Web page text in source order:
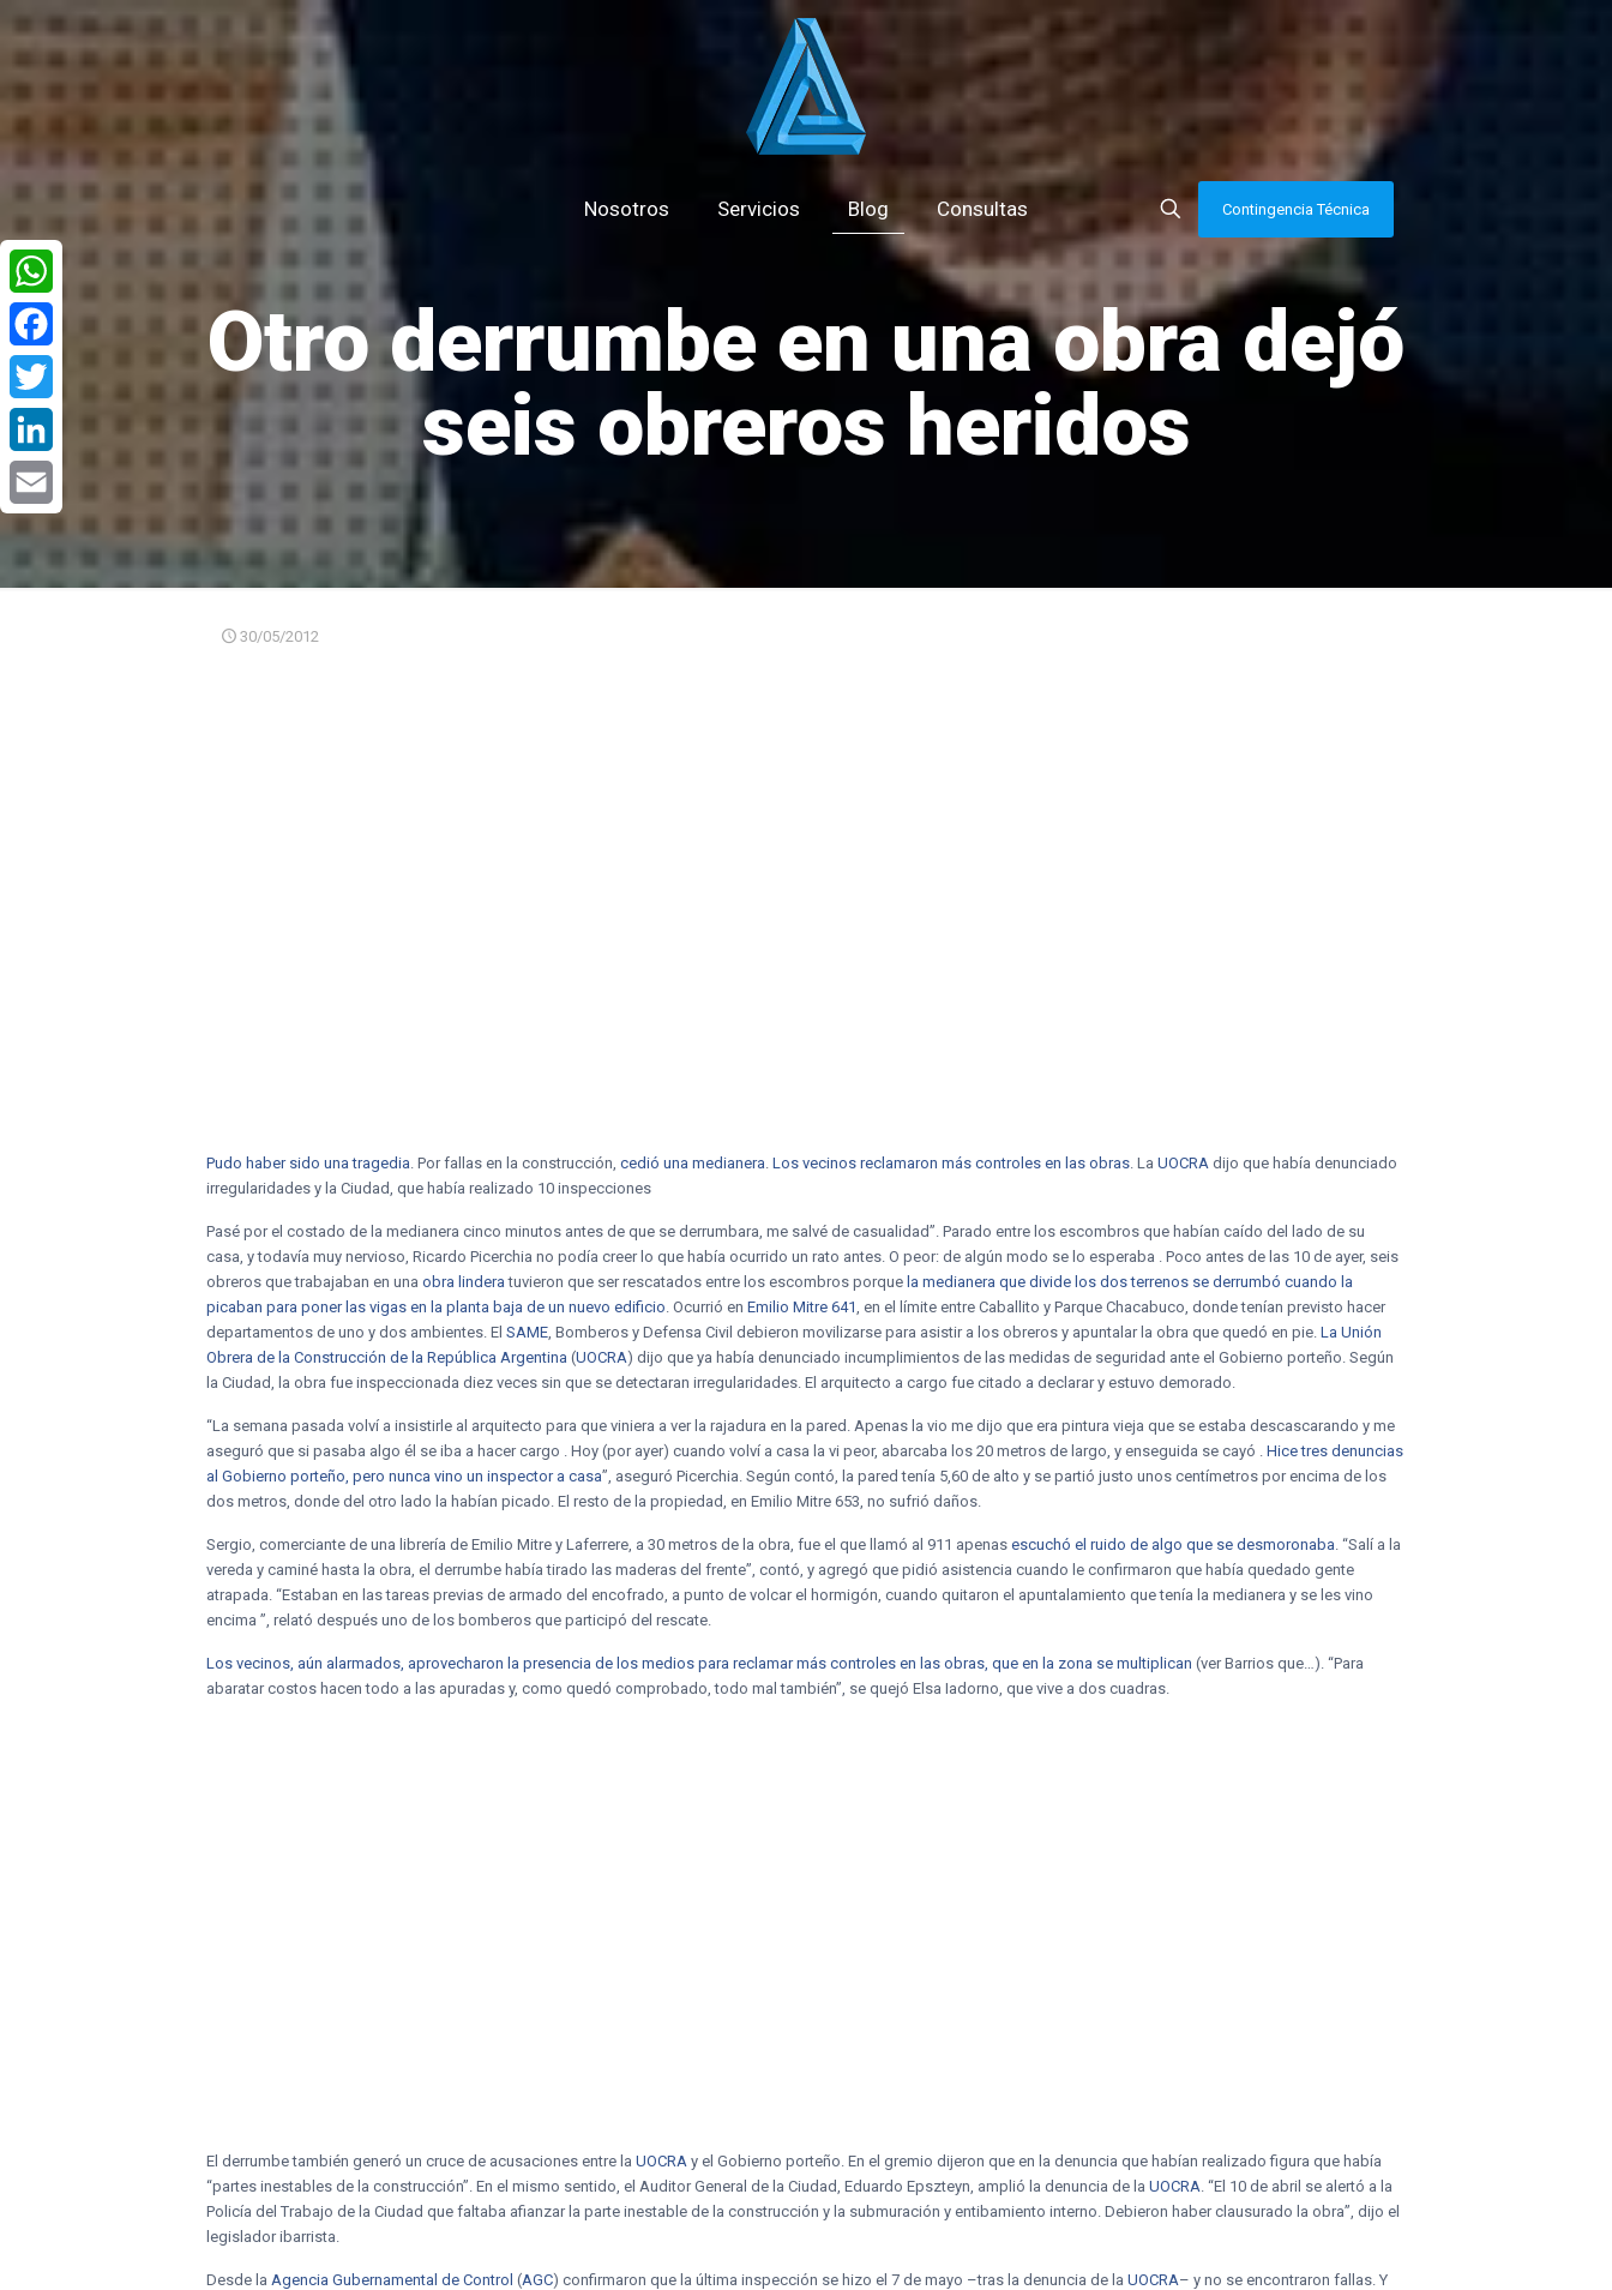
Nosotros Servicios Blog Consultas Contingencia Técnica
Otro derrumbe en una obra dejó
seis obreros heridos
30/05/2012
Pudo haber sido una tragedia. Por fallas en la construcción,cedió una medianera.Los vecinos reclamaron más controles en las obras. LaUOCRAdijo que había denunciado
irregularidades y la Ciudad, que había realizado 10 inspecciones
Pasé por el costado de la medianera cinco minutos antes de que se derrumbara, me salvé de casualidad”. Parado entre los escombros que habían caído del lado de su
casa, y todavía muy nervioso, Ricardo Picerchia no podía creer lo que había ocurrido un rato antes. O peor: de algún modo se lo esperaba . Poco antes de las 10 de ayer, seis
obreros que trabajaban en unaobra lindera tuvieron que ser rescatados entre los escombros porque la medianera que divide los dos terrenos se derrumbó cuando la
picaban para poner las vigas en la planta baja de un nuevo edificio. Ocurrió enEmilio Mitre 641, en el límite entre Caballito y Parque Chacabuco, donde tenían previsto hacer
departamentos de uno y dos ambientes. ElSAME, Bomberos y Defensa Civil debieron movilizarse para asistir a los obreros y apuntalar la obra que quedó en pie.La Unión
Obrera de la Construcción de la República Argentina (UOCRA) dijo que ya había denunciado incumplimientos de las medidas de seguridad ante el Gobierno porteño. Según
la Ciudad, la obra fue inspeccionada diez veces sin que se detectaran irregularidades. El arquitecto a cargo fue citado a declarar y estuvo demorado.
“La semana pasada volví a insistirle al arquitecto para que viniera a ver la rajadura en la pared. Apenas la vio me dijo que era pintura vieja que se estaba descascarando y me
aseguró que si pasaba algo él se iba a hacer cargo . Hoy (por ayer) cuando volví a casa la vi peor, abarcaba los 20 metros de largo, y enseguida se cayó .Hice tres denuncias
al Gobierno porteño, pero nunca vino un inspector a casa”, aseguró Picerchia. Según contó, la pared tenía 5,60 de alto y se partió justo unos centímetros por encima de los
dos metros, donde del otro lado la habían picado. El resto de la propiedad, en Emilio Mitre 653, no sufrió daños.
Sergio, comerciante de una librería de Emilio Mitre y Laferrere, a 30 metros de la obra, fue el que llamó al 911 apenasescuchó el ruido de algo que se desmoronaba. “Salí a la
vereda y caminé hasta la obra, el derrumbe había tirado las maderas del frente”, contó, y agregó que pidió asistencia cuando le confirmaron que había quedado gente
atrapada. “Estaban en las tareas previas de armado del encofrado, a punto de volcar el hormigón, cuando quitaron el apuntalamiento que tenía la medianera y se les vino
encima ”, relató después uno de los bomberos que participó del rescate.
Los vecinos, aún alarmados, aprovecharon la presencia de los medios para reclamar más controles en las obras, que en la zona se multiplican (ver Barrios que…). “Para
abaratar costos hacen todo a las apuradas y, como quedó comprobado, todo mal también”, se quejó Elsa Iadorno, que vive a dos cuadras.
El derrumbe también generó un cruce de acusaciones entre laUOCRA y el Gobierno porteño. En el gremio dijeron que en la denuncia que habían realizado figura que había
“partes inestables de la construcción”. En el mismo sentido, el Auditor General de la Ciudad, Eduardo Epszteyn, amplió la denuncia de laUOCRA. “El 10 de abril se alertó a la
Policía del Trabajo de la Ciudad que faltaba afianzar la parte inestable de la construcción y la submuración y entibamiento interno. Debieron haber clausurado la obra”, dijo el
legislador ibarrista.
Desde laAgencia Gubernamental de Control (AGC) confirmaron que la última inspección se hizo el 7 de mayo –tras la denuncia de laUOCRA– y no se encontraron fallas. Y
WhatsApp
Facebook
Twitter
LinkedIn